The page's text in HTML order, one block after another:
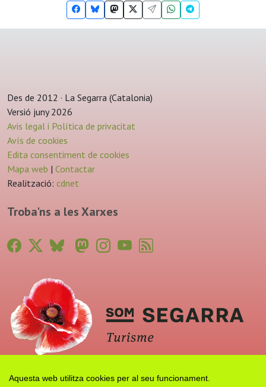
Aquesta web utilitza cookies per al seu funcionament.
Des de 2012 · La Segarra (Catalonia)
Versió juny 2026
Avis legal i Política de privacitat
Avís de cookies
Edita consentiment de cookies
Mapa web | Contactar
Realització: cdnet
Troba'ns a les Xarxes